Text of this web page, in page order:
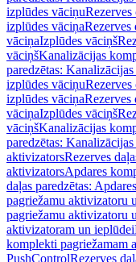
izplūdes vāciņuRezerves
izplūdes vāciņaRezerves
vāciņaIzplūdes vāciņš
vāciņšKanalizācijas
paredzētas:
izplūdes vāciņuRezerves
izplūdes vāciņaRezerves
vāciņaIzplūdes vāciņš
vāciņšKanalizācijas
paredzētas:
aktivizatorsRezerves
aktivizatorsApdares
daļas paredzētas:
pagriežamu aktivizatoru
pagriežamu aktivizatoru
aktivizatoram un ieplūdei
komplekti pagriežamam
PushControlRezerves